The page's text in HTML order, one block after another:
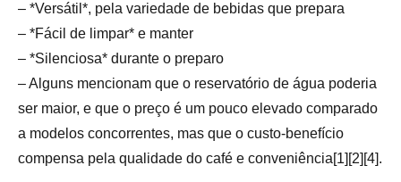
– *Versátil*, pela variedade de bebidas que prepara
– *Fácil de limpar* e manter
– *Silenciosa* durante o preparo
– Alguns mencionam que o reservatório de água poderia
ser maior, e que o preço é um pouco elevado comparado
a modelos concorrentes, mas que o custo-benefício
compensa pela qualidade do café e conveniência[1][2][4].